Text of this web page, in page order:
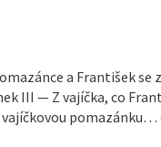
a František
III — Z vajíčka, co
pomazánku…